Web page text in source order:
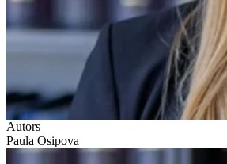
Autors
Paula Osipova